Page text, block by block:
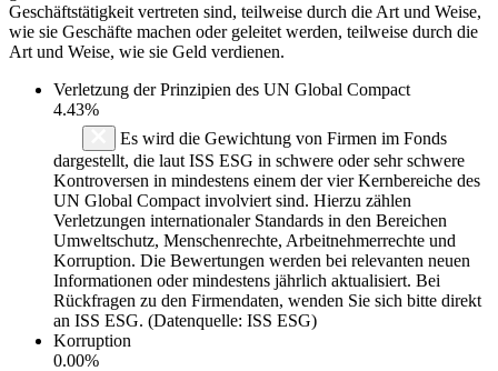
Geschäftstätigkeit vertreten sind, teilweise durch die Art und Weise,
wie sie Geschäfte machen oder geleitet werden, teilweise durch die
Art und Weise, wie sie Geld verdienen.
Verletzung der Prinzipien des UN Global Compact
4.43%
Es wird die Gewichtung von Firmen im Fonds
dargestellt, die laut ISS ESG in schwere oder sehr schwere
Kontroversen in mindestens einem der vier Kernbereiche des
UN Global Compact involviert sind. Hierzu zählen
Verletzungen internationaler Standards in den Bereichen
Umweltschutz, Menschenrechte, Arbeitnehmerrechte und
Korruption. Die Bewertungen werden bei relevanten neuen
Informationen oder mindestens jährlich aktualisiert. Bei
Rückfragen zu den Firmendaten, wenden Sie sich bitte direkt
an ISS ESG. (Datenquelle: ISS ESG)
Korruption
0.00%